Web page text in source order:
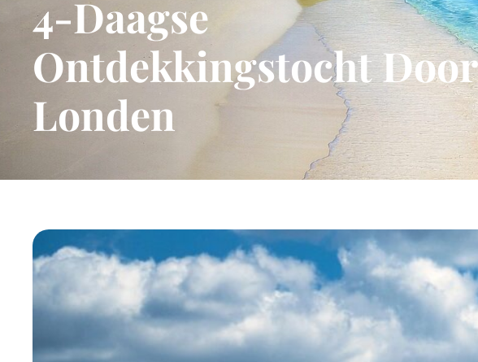
4-Daagse
Ontdekkingstocht Door
Londen